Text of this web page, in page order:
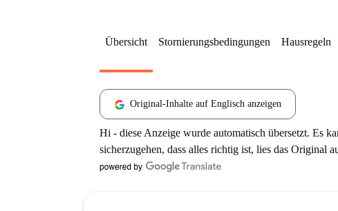
Übersicht Stornierungsbedingungen Hausregeln
Original-Inhalte auf Englisch anzeigen
Hi - diese Anzeige wurde automatisch übersetzt. Es
sicherzugehen, dass alles richtig ist, lies das Original